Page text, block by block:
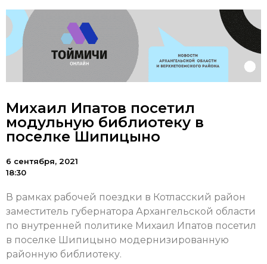
Михаил Ипатов посетил
модульную библиотеку в
поселке Шипицыно
6 сентября, 2021
18:30
В рамках рабочей поездки в Котласский район
заместитель губернатора Архангельской области
по внутренней политике Михаил Ипатов посетил
в поселке Шипицыно модернизированную
районную библиотеку.